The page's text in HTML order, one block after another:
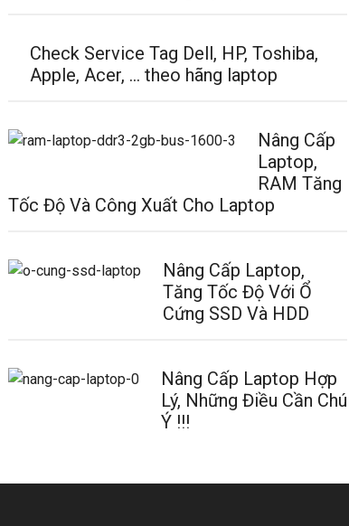
Check Service Tag Dell, HP, Toshiba,
Apple, Acer, … theo hãng laptop
Nâng Cấp
Laptop,
RAM Tăng
Tốc Độ Và Công Xuất Cho Laptop
Nâng Cấp Laptop,
Tăng Tốc Độ Với Ổ
Cứng SSD Và HDD
Nâng Cấp Laptop Hợp
Lý, Những Điều Cần Chú
Ý !!!